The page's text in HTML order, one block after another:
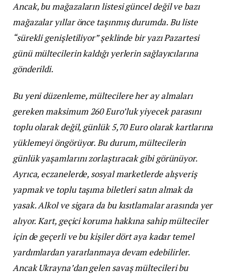
Ancak, bu mağazaların listesi güncel değil ve bazı
mağazalar yıllar önce taşınmış durumda. Bu liste
“sürekli genişletiliyor” şeklinde bir yazı Pazartesi
günü mültecilerin kaldığı yerlerin sağlayıcılarına
gönderildi.
Bu yeni düzenleme, mültecilere her ay almaları
gereken maksimum 260 Euro’luk yiyecek parasını
toplu olarak değil, günlük 5,70 Euro olarak kartlarına
yüklemeyi öngörüyor. Bu durum, mültecilerin
günlük yaşamlarını zorlaştıracak gibi görünüyor.
Ayrıca, eczanelerde, sosyal marketlerde alışveriş
yapmak ve toplu taşıma biletleri satın almak da
yasak. Alkol ve sigara da bu kısıtlamalar arasında yer
alıyor. Kart, geçici koruma hakkına sahip mülteciler
için de geçerli ve bu kişiler dört aya kadar temel
yardımlardan yararlanmaya devam edebilirler.
Ancak Ukrayna’dan gelen savaş mültecileri bu